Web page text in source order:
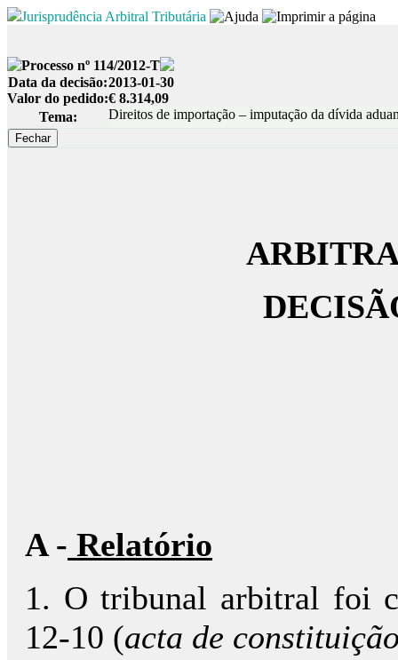
Jurisprudência Arbitral Tributária
Processo nº 114/2012-T
Data da decisão:2013-01-30
Valor do pedido:€ 8.314,09
Tema:
Direitos de importação – imputação da dívida
A - Relatório
1. O tribunal arbitral foi
12-10 (acta de